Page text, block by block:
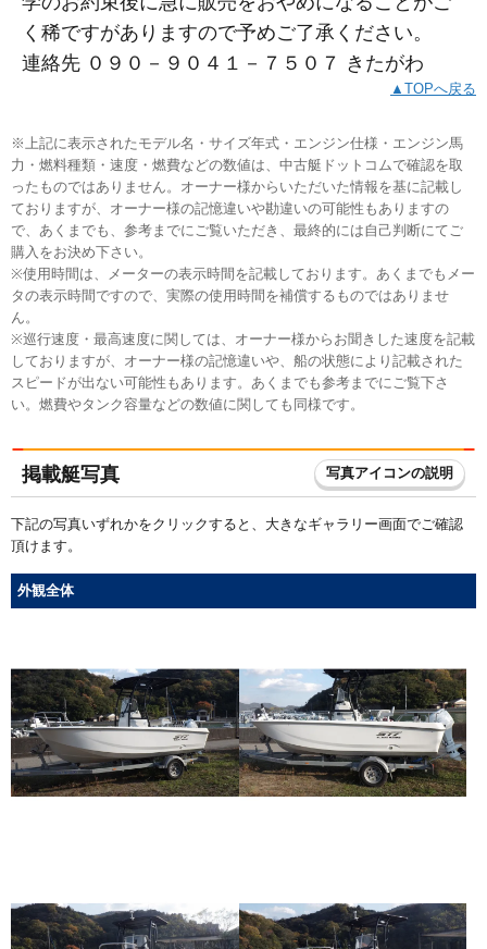
く稀ですがありますので予めご了承ください。
連絡先 ０９０－９０４１－７５０７ きたがわ
▲TOPへ戻る
※上記に表示されたモデル名・サイズ年式・エンジン仕様・エンジン馬
力・燃料種類・速度・燃費などの数値は、中古艇ドットコムで確認を取
ったものではありません。オーナー様からいただいた情報を基に記載し
ておりますが、オーナー様の記憶違いや勘違いの可能性もありますの
で、あくまでも、参考までにご覧いただき、最終的には自己判断にてご
購入をお決め下さい。
※使用時間は、メーターの表示時間を記載しております。あくまでもメー
タの表示時間ですので、実際の使用時間を補償するものではありませ
ん。
※巡行速度・最高速度に関しては、オーナー様からお聞きした速度を記載
しておりますが、オーナー様の記憶違いや、船の状態により記載された
スピードが出ない可能性もあります。あくまでも参考までにご覧下さ
い。燃費やタンク容量などの数値に関しても同様です。
掲載艇写真 写真アイコンの説明
下記の写真いずれかをクリックすると、大きなギャラリー画面でご確認
頂けます。
外観全体